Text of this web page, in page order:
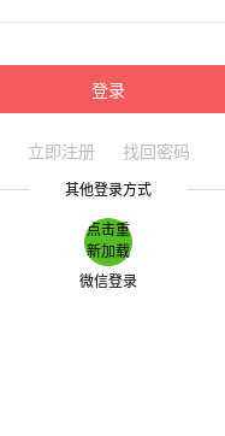
登录
立即注册 找回密码
其他登录方式
点击重
新加载
微信登录